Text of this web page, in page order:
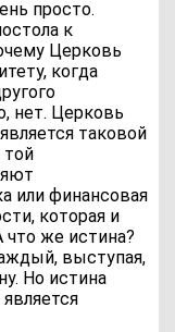
просто.
к
Церковь
когда
нет. Церковь
таковой
той
или финансовая
которая и
что же истина?
выступая,
Но истина